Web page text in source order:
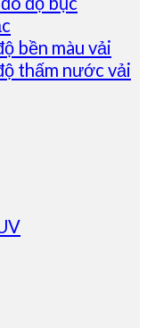
bền màu vải
thấm nước vải